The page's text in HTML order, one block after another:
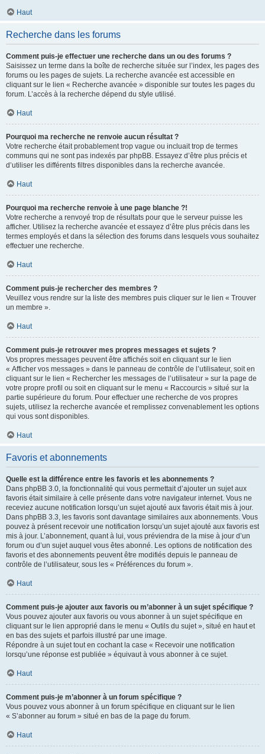
Haut
Recherche dans les forums
Comment puis-je effectuer une recherche dans un ou des forums ?
Saisissez un terme dans la boîte de recherche située sur l’index, les pages des
forums ou les pages de sujets. La recherche avancée est accessible en
cliquant sur le lien « Recherche avancée » disponible sur toutes les pages du
forum. L’accès à la recherche dépend du style utilisé.
Haut
Pourquoi ma recherche ne renvoie aucun résultat ?
Votre recherche était probablement trop vague ou incluait trop de termes
communs qui ne sont pas indexés par phpBB. Essayez d’être plus précis et
d’utiliser les différents filtres disponibles dans la recherche avancée.
Haut
Pourquoi ma recherche renvoie à une page blanche ?!
Votre recherche a renvoyé trop de résultats pour que le serveur puisse les
afficher. Utilisez la recherche avancée et essayez d’être plus précis dans les
termes employés et dans la sélection des forums dans lesquels vous souhaitez
effectuer une recherche.
Haut
Comment puis-je rechercher des membres ?
Veuillez vous rendre sur la liste des membres puis cliquer sur le lien « Trouver
un membre ».
Haut
Comment puis-je retrouver mes propres messages et sujets ?
Vos propres messages peuvent être affichés soit en cliquant sur le lien
« Afficher vos messages » dans le panneau de contrôle de l’utilisateur, soit en
cliquant sur le lien « Rechercher les messages de l’utilisateur » sur la page de
votre propre profil ou soit en cliquant sur le menu « Raccourcis » situé sur la
partie supérieure du forum. Pour effectuer une recherche de vos propres
sujets, utilisez la recherche avancée et remplissez convenablement les options
qui vous sont disponibles.
Haut
Favoris et abonnements
Quelle est la différence entre les favoris et les abonnements ?
Dans phpBB 3.0, la fonctionnalité qui vous permettait d’ajouter un sujet aux
favoris était similaire à celle présente dans votre navigateur internet. Vous ne
receviez aucune notification lorsqu’un sujet ajouté aux favoris était mis à jour.
Dans phpBB 3.3, les favoris sont davantage similaires aux abonnements. Vous
pouvez à présent recevoir une notification lorsqu’un sujet ajouté aux favoris est
mis à jour. L’abonnement, quant à lui, vous préviendra de la mise à jour d’un
forum ou d’un sujet auquel vous êtes abonné. Les options de notification des
favoris et des abonnements peuvent être modifiés depuis le panneau de
contrôle de l’utilisateur, sous les « Préférences du forum ».
Haut
Comment puis-je ajouter aux favoris ou m’abonner à un sujet spécifique ?
Vous pouvez ajouter aux favoris ou vous abonner à un sujet spécifique en
cliquant sur le lien approprié dans le menu « Outils du sujet », situé en haut et
en bas des sujets et parfois illustré par une image.
Répondre à un sujet tout en cochant la case « Recevoir une notification
lorsqu’une réponse est publiée » équivaut à vous abonner à ce sujet.
Haut
Comment puis-je m’abonner à un forum spécifique ?
Vous pouvez vous abonner à un forum spécifique en cliquant sur le lien
« S’abonner au forum » situé en bas de la page du forum.
Haut